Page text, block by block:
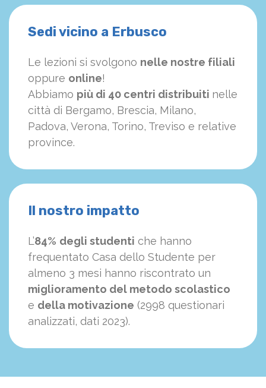
Sedi vicino a Erbusco
Le lezioni si svolgono nelle nostre filiali
oppure online!
Abbiamo più di 40 centri distribuiti nelle
città di Bergamo, Brescia, Milano,
Padova, Verona, Torino, Treviso e relative
province.
Il nostro impatto
L’84% degli studenti che hanno
frequentato Casa dello Studente per
almeno 3 mesi hanno riscontrato un
miglioramento del metodo scolastico
e della motivazione (2998 questionari
analizzati, dati 2023).